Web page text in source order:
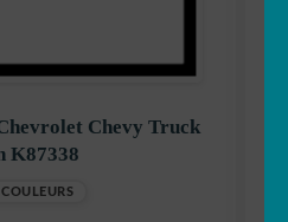
Chevy Truck
K87338